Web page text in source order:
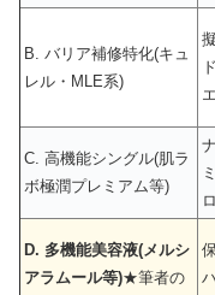
B. バリア補修特化(キュ
レル・MLE系)
C. 高機能シングル(肌ラ
ボ極潤プレミアム等)
D. 多機能美容液(メルシ
アラムール等)★筆者の